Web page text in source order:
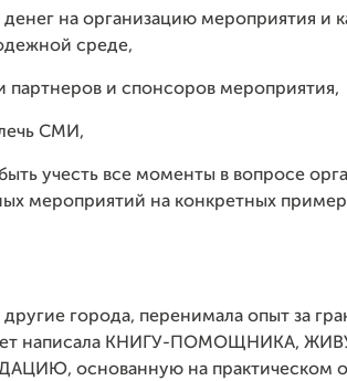
денег на организацию мероприятия и
среде,
партнеров и спонсоров мероприятия,
СМИ,
учесть все моменты в вопросе
мероприятий на конкретных
другие города, перенимала опыт за
написала КНИГУ-ПОМОЩНИКА,
основанную на практическом